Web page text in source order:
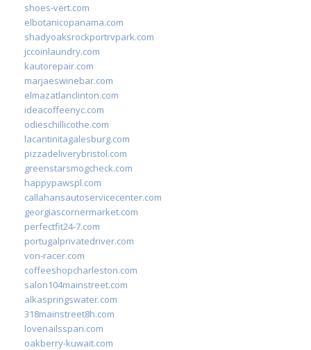
shoes-vert.com
elbotanicopanama.com
shadyoaksrockportrvpark.com
jccoinlaundry.com
kautorepair.com
marjaeswinebar.com
elmazatlanclinton.com
ideacoffeenyc.com
odieschillicothe.com
lacantinitagalesburg.com
pizzadeliverybristol.com
greenstarsmogcheck.com
happypawspl.com
callahansautoservicecenter.com
georgiascornermarket.com
perfectfit24-7.com
portugalprivatedriver.com
von-racer.com
coffeeshopcharleston.com
salon104mainstreet.com
alkaspringswater.com
318mainstreet8h.com
lovenailsspari.com
oakberry-kuwait.com